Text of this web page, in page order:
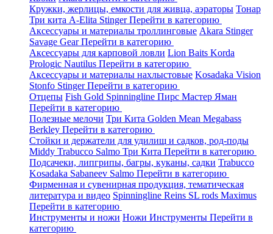
Кружки, жерлицы, емкости для живца, аэраторы Тонар
Три кита A-Elita StingerПерейти в категорию
Аксессуары и материалы троллинговые Akara Stinger
Savage GearПерейти в категорию
Аксессуары для карповой ловли Lion Baits Korda
Prologic Nautilus Перейти в категорию
Аксессуары и материалы нахлыстовые Kosadaka Vision
Stonfo StingerПерейти в категорию
Отцепы Fish Gold Spinningline Пирс Мастер Яман
Перейти в категорию
Полезные мелочи Три Кита Golden Mean Megabass
Berkley Перейти в категорию
Стойки и держатели для удилищ и садков, род-поды
Middy Trabucco Salmo Три Кита Перейти в категорию
Подсачеки, липгрипы, багры, куканы, садки Trabucco
Kosadaka Sabaneev Salmo Перейти в категорию
Фирменная и сувенирная продукция, тематическая
литература и видео Spinningline Reins SL rods Maximus
Перейти в категорию
Инструменты и ножи Ножи Инструменты Перейти в
категорию